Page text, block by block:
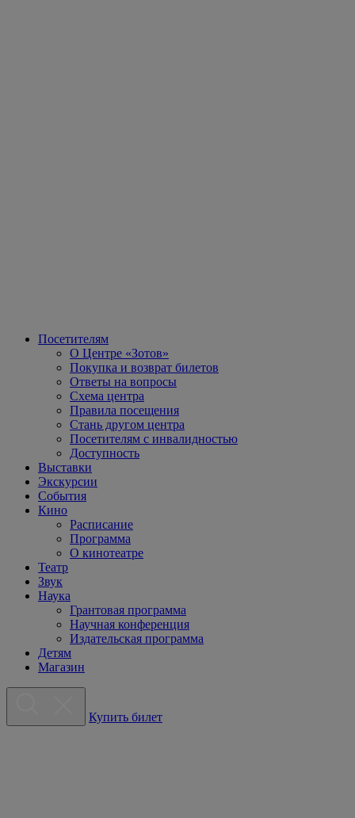
Посетителям
О Центре «Зотов»
Покупка и возврат билетов
Ответы на вопросы
Схема центра
Правила посещения
Стань другом центра
Посетителям с инвалидностью
Доступность
Выставки
Экскурсии
События
Кино
Расписание
Программа
О кинотеатре
Театр
Звук
Наука
Грантовая программа
Научная конференция
Издательская программа
Детям
Магазин
Купить билет